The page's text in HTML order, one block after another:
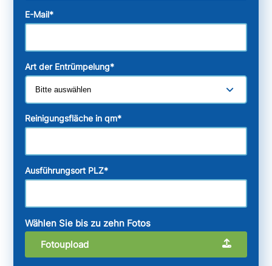
E-Mail*
Art der Entrümpelung*
Reinigungsfläche in qm*
Ausführungsort PLZ*
Wählen Sie bis zu zehn Fotos
Fotoupload